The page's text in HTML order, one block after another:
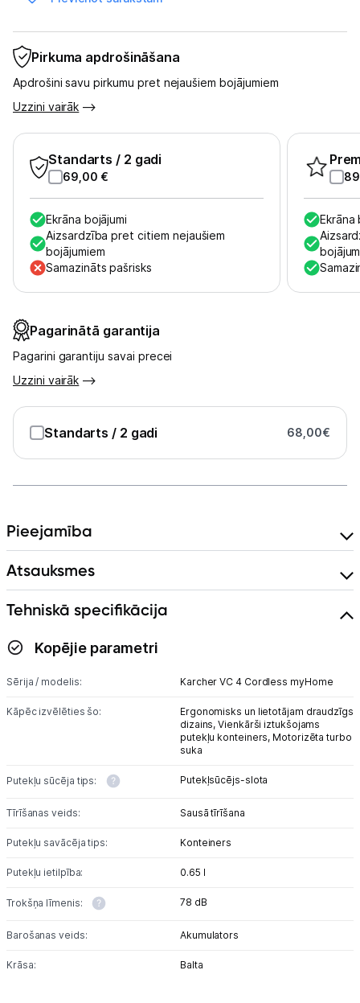
Tehnikas izvešana
Uzņēmumiem
Tet pakalpojumi
Informācija
Pirkuma apdrošināšana
Apdrošini savu pirkumu pret nejaušiem bojājumiem
Uzzini vairāk
Standarts / 2 gadi
69,00 €
Ekrāna bojājumi
Aizsardzība pret citiem nejaušiem
bojājumiem
Samazināts pašrisks
Ekrāna
Pagarinātā garantija
Pagarini garantiju savai precei
Uzzini vairāk
Standarts / 2 gadi 68,00€
Pieejamība
Atsauksmes
Tehniskā specifikācija
Kopējie parametri
Sērija / modelis: Karcher VC 4 Cordless myHome
Kāpēc izvēlēties šo:
Ergonomisks un lietotājam draudzīgs
dizains,Vienkārši iztukšojams
putekļu konteiners, Motorizēta turbo
suka
Putekļu sūcēja tips: Putekļsūcējs-slota
Tīrīšanas veids: Sausā tīrīšana
Putekļu savācēja tips: Konteiners
Putekļu ietilpība: 0.65 l
Trokšņa līmenis: 78 dB
Barošanas veids: Akumulators
Krāsa: Balta